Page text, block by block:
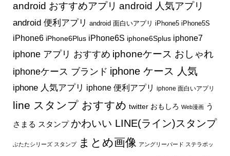
android おすすめアプリ android 人気アプリ
android 便利アプリ android 面白いアプリ iPhone5 iPhone5S
iPhone6 iPhone6Plus iPhone6S iphone6Splus iphone7
iphone アプリ おすすめ iphoneケース おしゃれ
iphoneケース ブランド iphone ケース 人気
iphone 人気アプリ iphone 便利アプリ iphone 面白いアプリ
line スタンプ おすすめ twitter おもしろ Web漫画 う
さまる スタンプ かわいい LINE(ライン)スタンプ
ぶたたシリーズ スタンプ まとめ画像 アングリーバード ステラポッ